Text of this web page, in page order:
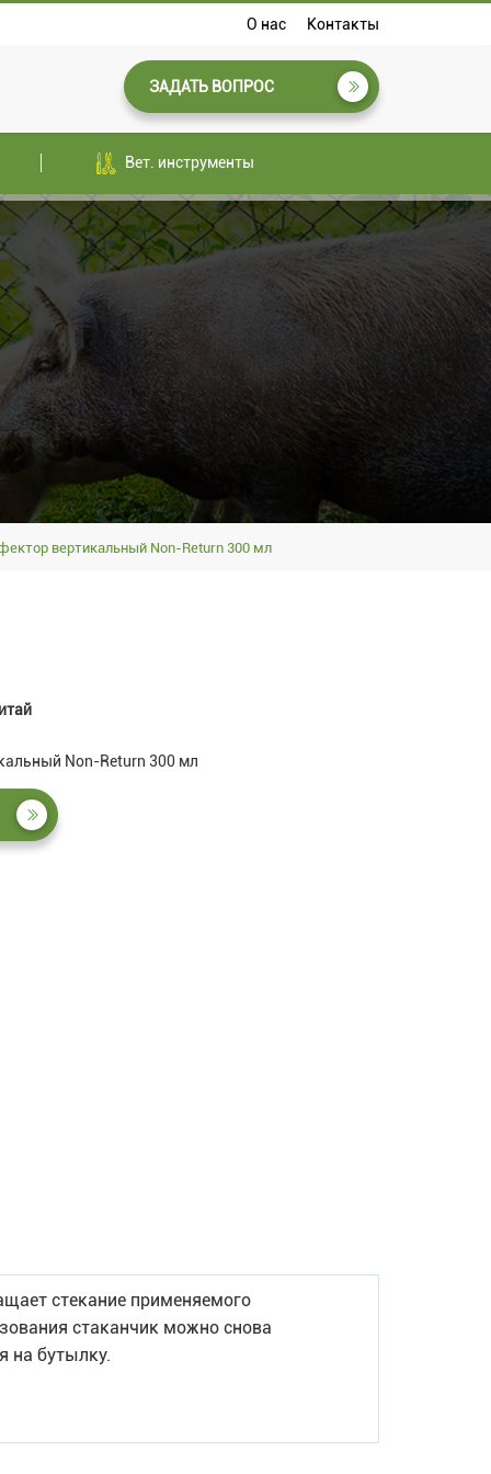
О нас Контакты
ЗАДАТЬ ВОПРОС
Вет. инструменты
вертикальный Non-Return 300 мл
Non-Return 300 мл
стекание применяемого
стаканчик можно снова
на бутылку.